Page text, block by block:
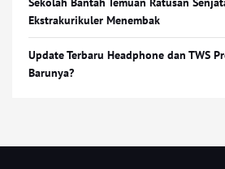
Ekstrakurikuler Menembak
Update Terbaru Headphone dan TWS
Barunya?